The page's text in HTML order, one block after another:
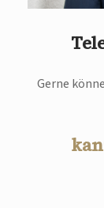
Gerne